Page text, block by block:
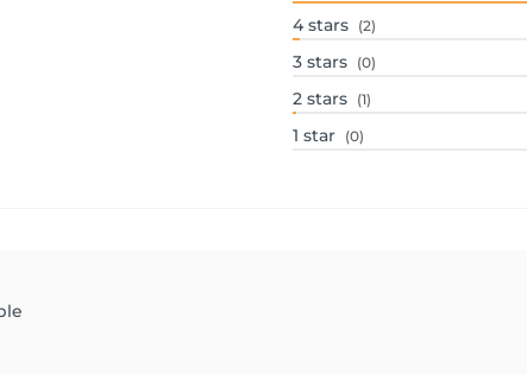
4 stars (2)
3 stars (0)
2 stars (1)
1 star (0)